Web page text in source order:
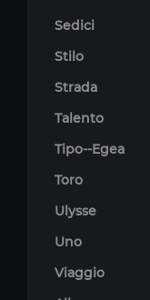
Sedici
Stilo
Strada
Talento
Tipo--Egea
Toro
Ulysse
Uno
Viaggio